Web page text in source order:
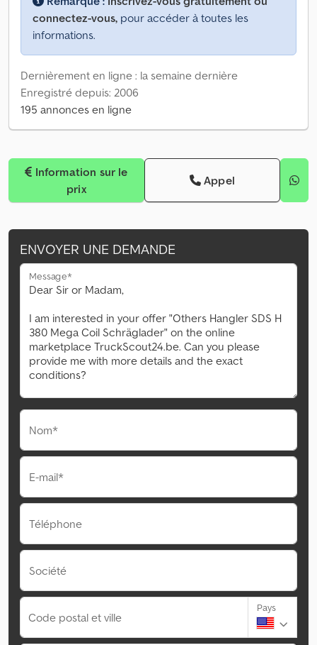
connectez-vous, pour accéder à toutes les
informations.
Dernièrement en ligne : la semaine dernière
Enregistré depuis: 2006
195 annonces en ligne
prix
Appel
ENVOYER UNE DEMANDE
Message*
Nom*
E-mail*
Téléphone
Société
Code postal et ville
Pays